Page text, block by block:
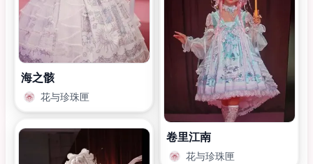
海之骸
花与珍珠匣
卷里江南
花与珍珠匣